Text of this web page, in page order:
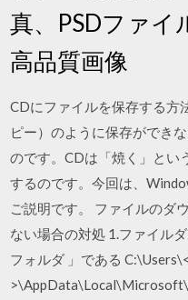
真、PSDファイ
高品質画像
CDにファイルを保存する方
ピー）のように保存ができ
のです。CDは「焼く」とい
するのです。今回は、
ご説明です。 ファイルのダ
ない場合の対処 1.ファイル
フォルダ 」である